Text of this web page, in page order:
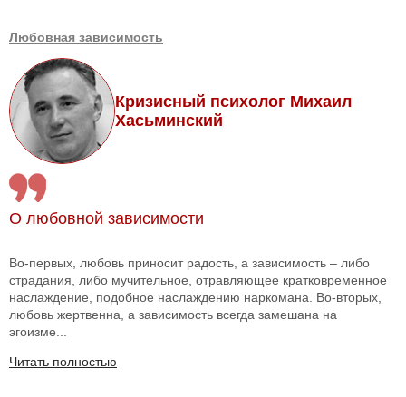
Любовная зависимость
Кризисный психолог Михаил
Хасьминский
О любовной зависимости
Во-первых, любовь приносит радость, а зависимость – либо
страдания, либо мучительное, отравляющее кратковременное
наслаждение, подобное наслаждению наркомана. Во-вторых,
любовь жертвенна, а зависимость всегда замешана на
эгоизме...
Читать полностью